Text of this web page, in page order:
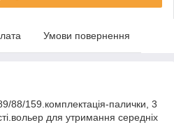
Умови повернення
88/159.комплектація-палички, 3
для утримання середніх